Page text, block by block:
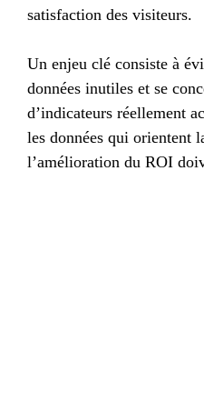
satisfaction des visiteurs.
Un enjeu clé consiste à
données inutiles et se
d’indicateurs réellement
les données qui orientent
l’amélioration du ROI